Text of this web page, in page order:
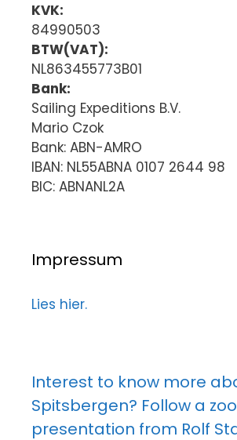
KVK:
84990503
BTW(VAT):
NL863455773B01
Bank:
Sailing Expeditions B.V.
Mario Czok
Bank: ABN-AMRO
IBAN: NL55ABNA 0107 2644 98
BIC: ABNANL2A
Impressum
Lies hier.
Interest to know more
Spitsbergen? Follow a
presentation from Rolf